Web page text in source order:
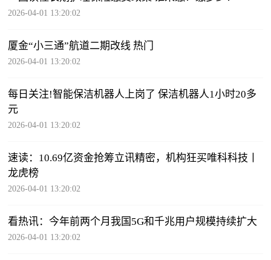
2026-04-01 13:20:02
厦金“小三通”航道二期改线 热门
2026-04-01 13:20:02
每日关注!智能保洁机器人上岗了 保洁机器人1小时20多
元
2026-04-01 13:20:02
速读：10.69亿资金抢筹立讯精密，机构狂买唯科科技丨
龙虎榜
2026-04-01 13:20:02
看热讯：今年前两个月我国5G和千兆用户规模持续扩大
2026-04-01 13:20:02